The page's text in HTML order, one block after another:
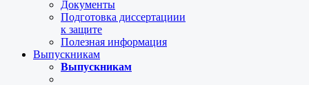
Документы
Подготовка диссертациии
к защите
Полезная информация
Выпускникам
Выпускникам